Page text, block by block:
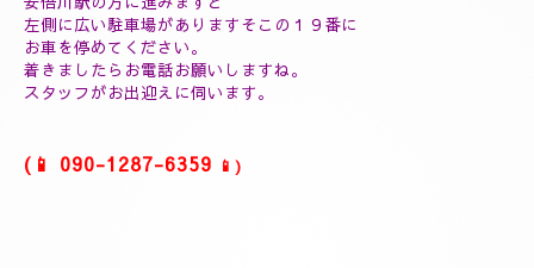
(フィシャルマッサージ１０分¥2000)
(ホットストーン30分¥5000)
(ソルトマッサージ¥3000)
❖❖❖❖❖❖❖❖❖